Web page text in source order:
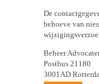
De
behoeve van
Beheer
Postbus 21180
3001AD